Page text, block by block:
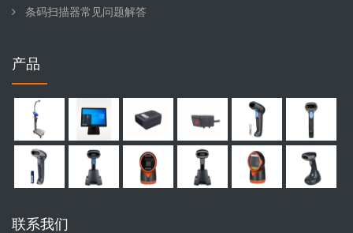
条码扫描器常见问题解答
产品
联系我们